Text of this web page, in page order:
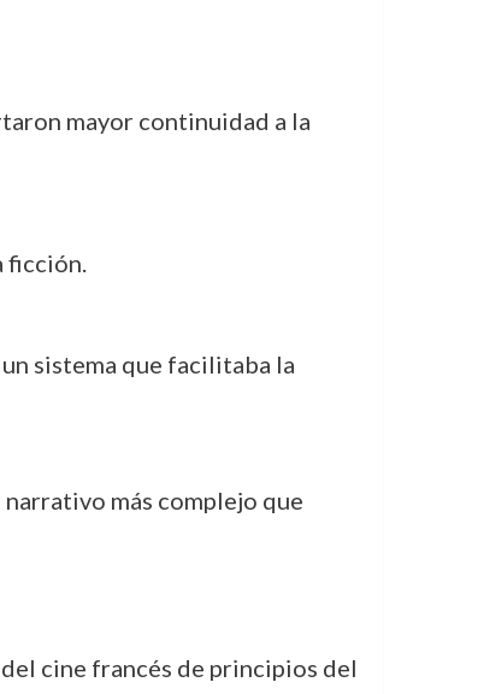
mayor continuidad a la
ficción.
un sistema que facilitaba la
más complejo que
cine francés de principios del